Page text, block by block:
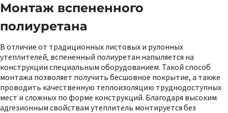
Монтаж вспененного
полиуретана
В отличие от традиционных листовых и рулонных
утеплителей, вспененный полиуретан напыляется на
конструкции специальным оборудованием. Такой способ
монтажа позволяет получить бесшовное покрытие, а также
проводить качественную теплоизоляцию труднодоступных
мест и сложных по форме конструкций. Благодаря высоким
адгезионным свойствам утеплитель монтируется без